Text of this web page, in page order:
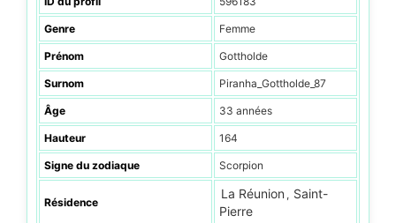
Genre Femme
Prénom Gottholde
Surnom Piranha_Gottholde_87
Âge 33 années
Hauteur 164
Signe du zodiaque Scorpion
Résidence
La Réunion , Saint-
Pierre